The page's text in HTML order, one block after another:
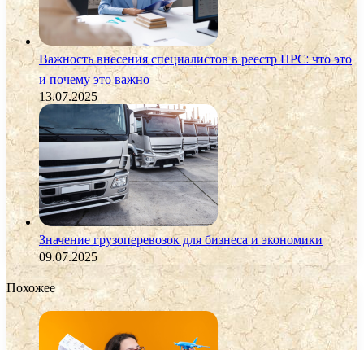
Важность внесения специалистов в реестр НРС: что это
и почему это важно
13.07.2025
Значение грузоперевозок для бизнеса и экономики
09.07.2025
Похожее